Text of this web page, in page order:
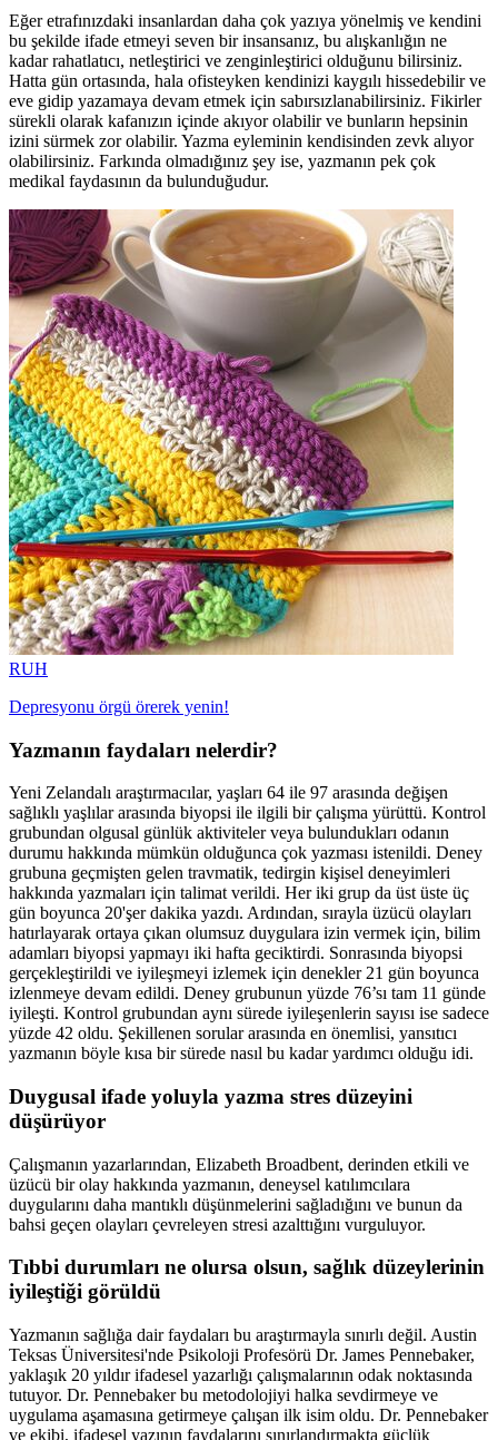
Eğer etrafınızdaki insanlardan daha çok yazıya yönelmiş ve kendini
bu şekilde ifade etmeyi seven bir insansanız, bu alışkanlığın ne
kadar rahatlatıcı, netleştirici ve zenginleştirici olduğunu bilirsiniz.
Hatta gün ortasında, hala ofisteyken kendinizi kaygılı hissedebilir ve
eve gidip yazamaya devam etmek için sabırsızlanabilirsiniz. Fikirler
sürekli olarak kafanızın içinde akıyor olabilir ve bunların hepsinin
izini sürmek zor olabilir. Yazma eyleminin kendisinden zevk alıyor
olabilirsiniz. Farkında olmadığınız şey ise, yazmanın pek çok
medikal faydasının da bulunduğudur.
RUH
Depresyonu örgü örerek yenin!
Yazmanın faydaları nelerdir?
Yeni Zelandalı araştırmacılar, yaşları 64 ile 97 arasında değişen
sağlıklı yaşlılar arasında biyopsi ile ilgili bir çalışma yürüttü. Kontrol
grubundan olgusal günlük aktiviteler veya bulundukları odanın
durumu hakkında mümkün olduğunca çok yazması istenildi. Deney
grubuna geçmişten gelen travmatik, tedirgin kişisel deneyimleri
hakkında yazmaları için talimat verildi. Her iki grup da üst üste üç
gün boyunca 20'şer dakika yazdı. Ardından, sırayla üzücü olayları
hatırlayarak ortaya çıkan olumsuz duygulara izin vermek için, bilim
adamları biyopsi yapmayı iki hafta geciktirdi. Sonrasında biyopsi
gerçekleştirildi ve iyileşmeyi izlemek için denekler 21 gün boyunca
izlenmeye devam edildi. Deney grubunun yüzde 76’sı tam 11 günde
iyileşti. Kontrol grubundan aynı sürede iyileşenlerin sayısı ise sadece
yüzde 42 oldu. Şekillenen sorular arasında en önemlisi, yansıtıcı
yazmanın böyle kısa bir sürede nasıl bu kadar yardımcı olduğu idi.
Duygusal ifade yoluyla yazma stres düzeyini
düşürüyor
Çalışmanın yazarlarından, Elizabeth Broadbent, derinden etkili ve
üzücü bir olay hakkında yazmanın, deneysel katılımcılara
duygularını daha mantıklı düşünmelerini sağladığını ve bunun da
bahsi geçen olayları çevreleyen stresi azalttığını vurguluyor.
Tıbbi durumları ne olursa olsun, sağlık düzeylerinin
iyileştiği görüldü
Yazmanın sağlığa dair faydaları bu araştırmayla sınırlı değil. Austin
Teksas Üniversitesi'nde Psikoloji Profesörü Dr. James Pennebaker,
yaklaşık 20 yıldır ifadesel yazarlığı çalışmalarının odak noktasında
tutuyor. Dr. Pennebaker bu metodolojiyi halka sevdirmeye ve
uygulama aşamasına getirmeye çalışan ilk isim oldu. Dr. Pennebaker
ve ekibi, ifadesel yazının faydalarını sınırlandırmakta güçlük